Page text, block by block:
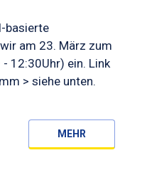
basierte
am 23. März zum
12:30Uhr) ein. Link
> siehe unten.
MEHR